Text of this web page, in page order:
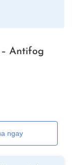
Antifog
ngay